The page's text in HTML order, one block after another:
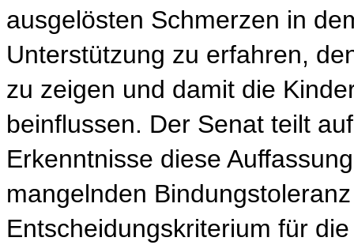
ausgelösten Schmerzen in
Unterstützung zu erfahren,
zu zeigen und damit die
beinflussen. Der Senat teilt
Erkenntnisse diese
mangelnden
Entscheidungskriterium für